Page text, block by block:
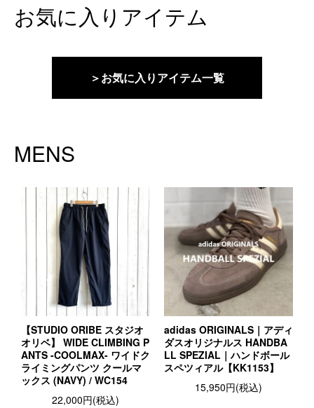
お気に入りアイテム
＞お気に入りアイテム一覧
MENS
【STUDIO ORIBE スタジオ
オリベ】 WIDE CLIMBING P
ANTS -COOLMAX- ワイドク
ライミングパンツ クールマ
ックス (NAVY) / WC154
22,000円(税込)
adidas ORIGINALS｜アディ
ダスオリジナルス HANDBA
LL SPEZIAL｜ハンドボール
スペツィアル【KK1153】
15,950円(税込)